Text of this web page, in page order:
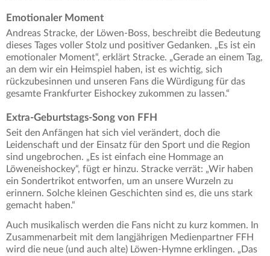
Emotionaler Moment
Andreas Stracke, der Löwen-Boss, beschreibt die Bedeutung
dieses Tages voller Stolz und positiver Gedanken. „Es ist ein
emotionaler Moment“, erklärt Stracke. „Gerade an einem Tag,
an dem wir ein Heimspiel haben, ist es wichtig, sich
rückzubesinnen und unseren Fans die Würdigung für das
gesamte Frankfurter Eishockey zukommen zu lassen.“
Extra-Geburtstags-Song von FFH
Seit den Anfängen hat sich viel verändert, doch die
Leidenschaft und der Einsatz für den Sport und die Region
sind ungebrochen. „Es ist einfach eine Hommage an
Löweneishockey“, fügt er hinzu. Stracke verrät: „Wir haben
ein Sondertrikot entworfen, um an unsere Wurzeln zu
erinnern. Solche kleinen Geschichten sind es, die uns stark
gemacht haben.“
Auch musikalisch werden die Fans nicht zu kurz kommen. In
Zusammenarbeit mit dem langjährigen Medienpartner FFH
wird die neue (und auch alte) Löwen-Hymne erklingen. „Das